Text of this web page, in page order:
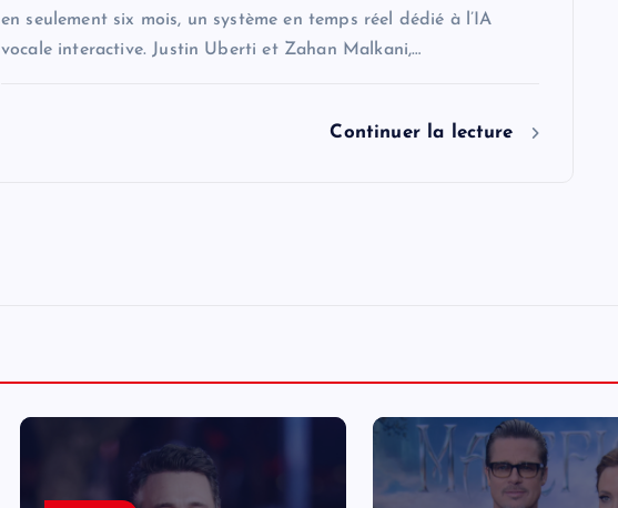
en seulement six mois, un système en temps réel dédié à l’IA
vocale interactive. Justin Uberti et Zahan Malkani,…
Continuer la lecture